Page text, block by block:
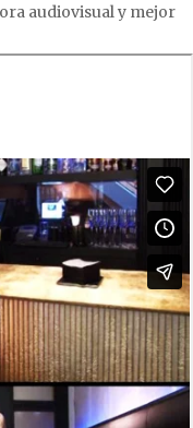
audiovisual y mejor